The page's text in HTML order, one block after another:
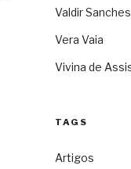
Valdir Sanches
Vera Vaia
Vivina de
TAGS
Artigos